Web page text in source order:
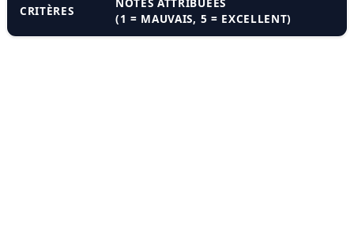
CRITÈRES
(1 = MAUVAIS, 5 = EXCELLENT)